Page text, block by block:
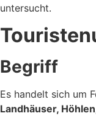
untersucht.
Begriff
Es handelt sich um
Landhäuser,